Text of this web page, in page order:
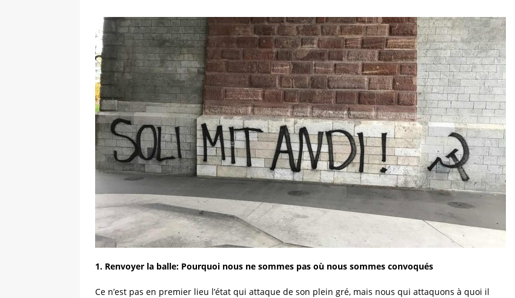
1. Renvoyer la balle: Pourquoi nous ne sommes pas où nous sommes convoqués
Ce n’est pas en premier lieu l’état qui attaque de son plein gré, mais nous qui attaquons à quoi il